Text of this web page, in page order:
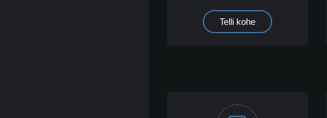
Telli kohe